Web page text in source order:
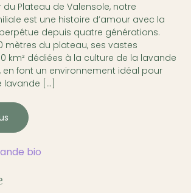
Plateau de Valensole, notre
est une histoire d’amour avec la
depuis quatre générations.
mètres du plateau, ses vastes
km² dédiées à la culture de la lavande
en font un environnement idéal pour
[…]